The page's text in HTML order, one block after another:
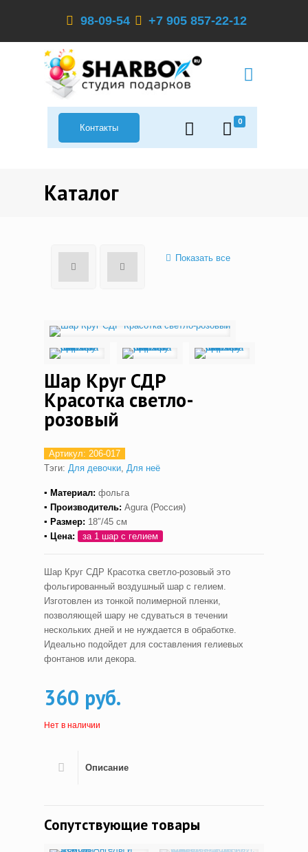
98-09-54 +7 905 857-22-12
0
Контакты
Каталог
Показать все
Шар Круг СДР
Красотка светло-
розовый
Артикул: 206-017
Тэги: Для девочки, Для неё
▪ Материал: фольга
▪ Производитель: Agura (Россия)
▪ Размер: 18″/45 см
▪ Цена:
за 1 шар с гелием
Шар Круг СДР Красотка светло-розовый это
фольгированный воздушный шар с гелием.
Изготовлен из тонкой полимерной пленки,
позволяющей шару не сдуваться в течении
нескольких дней и не нуждается в обработке.
Идеально подойдет для составления гелиевых
фонтанов или декора.
360 руб.
Нет в наличии
Описание
Сопутствующие товары